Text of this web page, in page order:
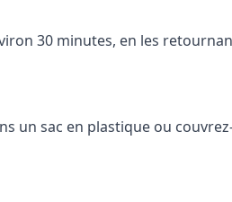
30 minutes, en les
un sac en plastique ou